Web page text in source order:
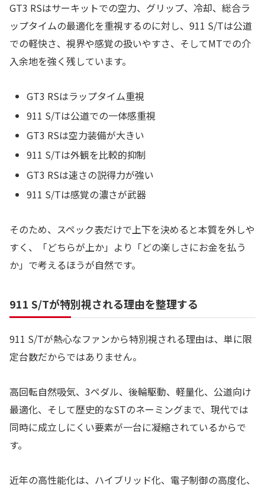
GT3 RSはサーキットでの空力、グリップ、冷却、総合ラ
ップタイムの最適化を重視するのに対し、911 S/Tは公道
での軽快さ、視界や感覚の扱いやすさ、そしてMTでの介
入余地を強く残しています。
GT3 RSはラップタイム重視
911 S/Tは公道での一体感重視
GT3 RSは空力装備が大きい
911 S/Tは外観を比較的抑制
GT3 RSは速さの説得力が強い
911 S/Tは感覚の濃さが武器
そのため、スペック表だけで上下を決めると本質を外しや
すく、「どちらが上か」より「どの楽しさにお金を払う
か」で考えるほうが自然です。
911 S/Tが特別視される理由を整理する
911 S/Tが熱心なファンから特別視される理由は、単に限
定台数だからではありません。
高回転自然吸気、3ペダル、後輪駆動、軽量化、公道向け
最適化、そして歴史的なSTのネーミングまで、現代では
同時に成立しにくい要素が一台に凝縮されているからで
す。
近年の高性能化は、ハイブリッド化、電子制御の高度化、